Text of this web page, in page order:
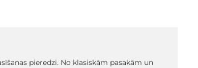
pieredzi. No klasiskām pasakām un